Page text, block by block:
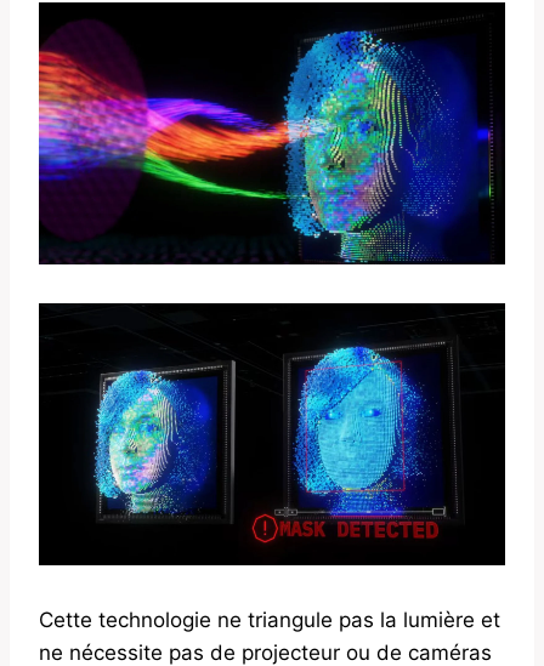
Cette technologie ne triangule pas la lumière et
ne nécessite pas de projecteur ou de caméras